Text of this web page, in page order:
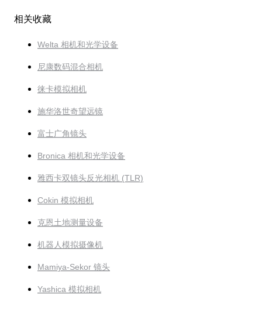
相关收藏
Welta 相机和光学设备
尼康数码混合相机
徕卡模拟相机
施华洛世奇望远镜
富士广角镜头
Bronica 相机和光学设备
雅西卡双镜头反光相机 (TLR)
Cokin 模拟相机
克恩土地测量设备
机器人模拟摄像机
Mamiya-Sekor 镜头
Yashica 模拟相机